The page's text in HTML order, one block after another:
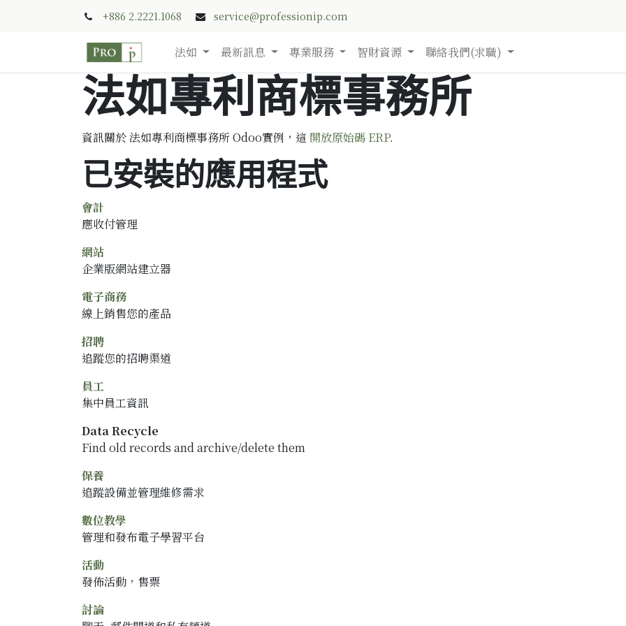
+886 2.2221.1068 service@professionip.com
法如 最新訊息 專業服務 智財資源 聯絡我們(求職)
法如專利商標事務所
資訊關於 法如專利商標事務所 Odoo實例，這 開放原始碼 ERP.
已安裝的應用程式
會計
應收付管理
網站
企業版網站建立器
電子商務
線上銷售您的產品
招聘
追蹤您的招聘渠道
員工
集中員工資訊
Data Recycle
Find old records and archive/delete them
保養
追蹤設備並管理維修需求
數位教學
管理和發布電子學習平台
活動
發佈活動，售票
討論